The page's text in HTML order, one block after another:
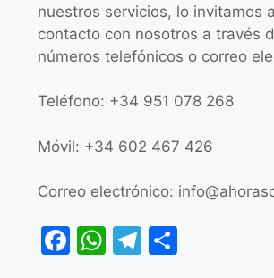
nuestros servicios, lo invitamos
contacto con nosotros a través
números telefónicos o correo
Teléfono: +34 951 078 268
Móvil: +34 602 467 426
Correo electrónico:
F
W T